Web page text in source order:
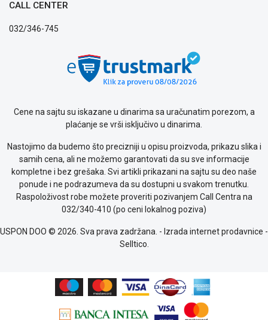
WEB
CALL CENTER
032/346-745
Cene na sajtu su iskazane u dinarima sa uračunatim porezom, a
plaćanje se vrši isključivo u dinarima.
Nastojimo da budemo što precizniji u opisu proizvoda, prikazu slika i
samih cena, ali ne možemo garantovati da su sve informacije
kompletne i bez grešaka. Svi artikli prikazani na sajtu su deo naše
ponude i ne podrazumeva da su dostupni u svakom trenutku.
Raspoloživost robe možete proveriti pozivanjem Call Centra na
032/340-410 (po ceni lokalnog poziva)
USPON DOO © 2026. Sva prava zadržana. - Izrada internet prodavnice -
Selltico.